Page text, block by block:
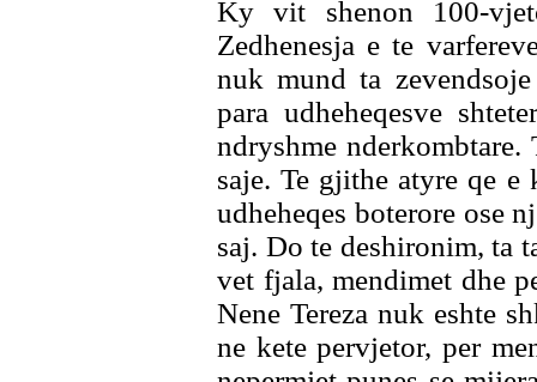
Ky vit shenon 100-
Zedhenesja e te
nuk mund ta
para udheheqesve
ndryshme nderkombtare.
saje. Te gjithe atyre qe e
udheheqes boterore ose
saj. Do te deshironim, ta
vet fjala, mendimet dhe
Nene Tereza nuk eshte
ne kete pervjetor, per